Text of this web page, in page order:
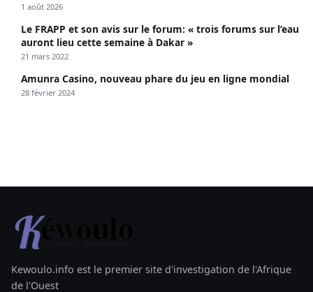
1 août 2026
Le FRAPP et son avis sur le forum: « trois forums sur l’eau
auront lieu cette semaine à Dakar »
21 mars 2022
Amunra Casino, nouveau phare du jeu en ligne mondial
28 février 2024
Kewoulo.info est le premier site d'investigation de l'Afrique
de l'Ouest